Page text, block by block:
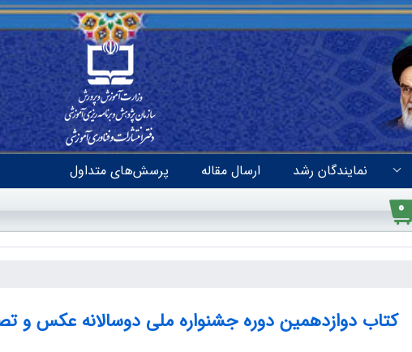
نمایندگان رشد ارسال مقاله پرسش‌های متداول
۰
کتاب دوازدهمین دوره جشنواره ملی دوسالانه عکس و